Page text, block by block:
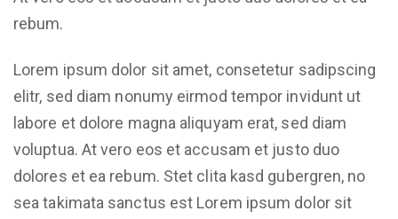
rebum.
Lorem ipsum dolor sit amet, consetetur sadipscing
elitr, sed diam nonumy eirmod tempor invidunt ut
labore et dolore magna aliquyam erat, sed diam
voluptua. At vero eos et accusam et justo duo
dolores et ea rebum. Stet clita kasd gubergren, no
sea takimata sanctus est Lorem ipsum dolor sit